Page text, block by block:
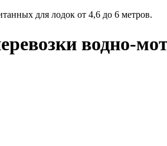
для лодок от 4,6 до 6 метров.
водно-